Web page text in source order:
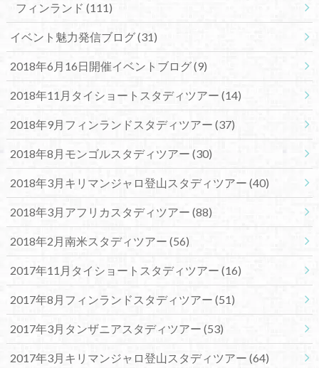
フィンランド (111)
イベント魅力発信ブログ(31)
2018年6月16日開催イベントブログ(9)
2018年11月タイショートスタディツアー (14)
2018年9月フィンランドスタディツアー (37)
2018年8月モンゴルスタディツアー (30)
2018年3月キリマンジャロ登山スタディツアー (40)
2018年3月アフリカスタディツアー (88)
2018年2月南米スタディツアー (56)
2017年11月タイショートスタディツアー (16)
2017年8月フィンランドスタディツアー (51)
2017年3月タンザニアスタディツアー (53)
2017年3月キリマンジャロ登山スタディツアー (64)